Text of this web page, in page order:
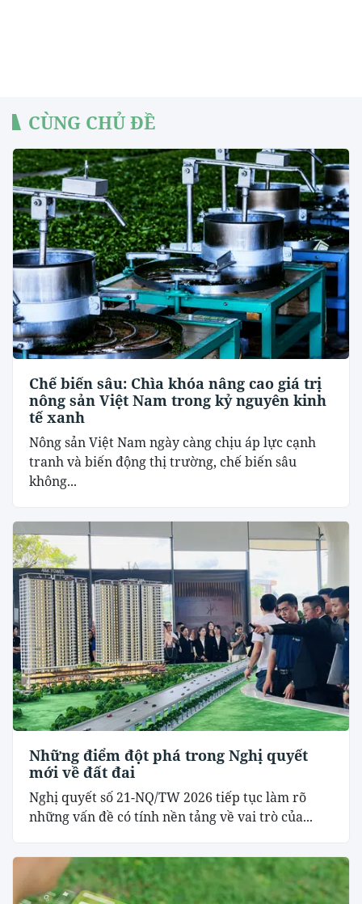
CÙNG CHỦ ĐỀ
Chế biến sâu: Chìa khóa nâng cao giá trị
nông sản Việt Nam trong kỷ nguyên kinh
tế xanh
Nông sản Việt Nam ngày càng chịu áp lực cạnh
tranh và biến động thị trường, chế biến sâu
không...
Những điểm đột phá trong Nghị quyết
mới về đất đai
Nghị quyết số 21-NQ/TW 2026 tiếp tục làm rõ
những vấn đề có tính nền tảng về vai trò của...